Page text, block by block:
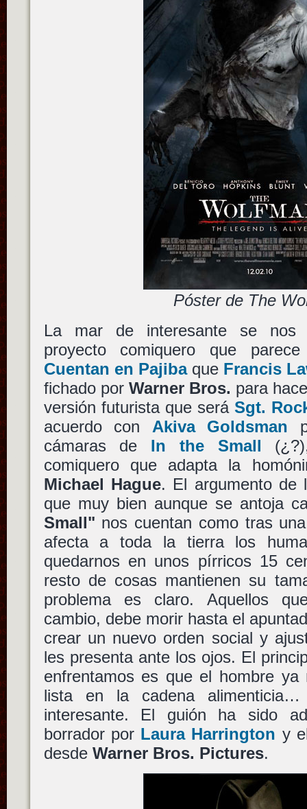
Póster de The
La mar de interesante se nos
proyecto comiquero que
Cuentan en Pajibaque Francis
fichado por Warner Bros. para
versión futurista que será Sgt.
acuerdo con Akiva Goldsman
cámaras de In the Small
comiquero que adapta la
Michael Hague. El argumento de
que muy bien aunque se antoja
Small" nos cuentan como tras
afecta a toda la tierra los
quedarnos en unos pírricos 15
resto de cosas mantienen su
problema es claro. Aquellos
cambio, debe morir hasta el
crear un nuevo orden social y
les presenta ante los ojos. El
enfrentamos es que el hombre
lista en la cadena alimenticia…
interesante. El guión ha sido
borrador por Laura Harrington y
desde Warner Bros. Pictures.